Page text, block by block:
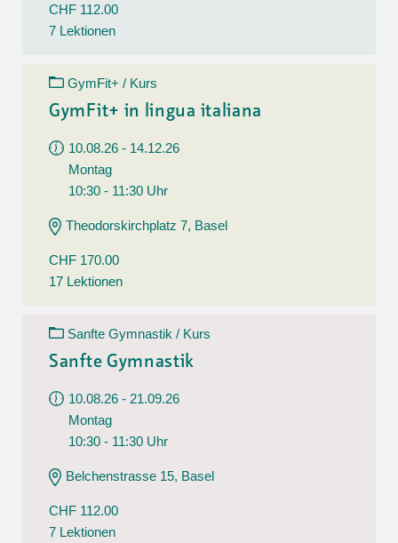
CHF 112.00
7 Lektionen
GymFit+ / Kurs
GymFit+ in lingua italiana
10.08.26 - 14.12.26
Montag
10:30 - 11:30 Uhr
Theodorskirchplatz 7, Basel
CHF 170.00
17 Lektionen
Sanfte Gymnastik / Kurs
Sanfte Gymnastik
10.08.26 - 21.09.26
Montag
10:30 - 11:30 Uhr
Belchenstrasse 15, Basel
CHF 112.00
7 Lektionen